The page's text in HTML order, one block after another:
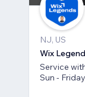
NJ, US
Wix
Service
Sun - Friday